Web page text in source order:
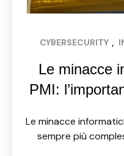
CYBERSECURITY ,
Le minacce
PMI:
Le minacce
sempre più